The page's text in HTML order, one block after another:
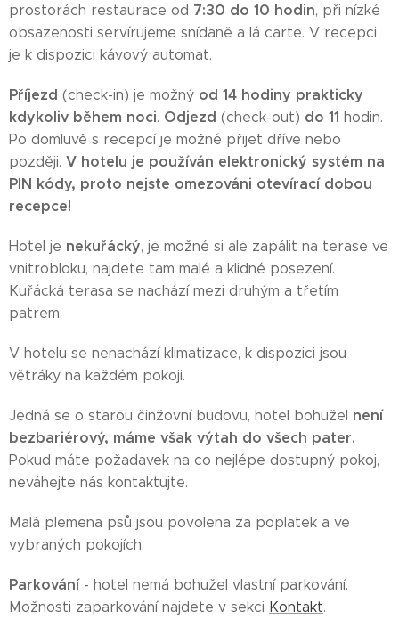
prostorách restaurace od 7:30 do 10 hodin, při nízké
obsazenosti servírujeme snídaně a lá carte. V recepci
je k dispozici kávový automat.
Příjezd (check-in) je možný od 14 hodiny prakticky
kdykoliv během noci. Odjezd (check-out) do 11 hodin.
Po domluvě s recepcí je možné přijet dříve nebo
později. V hotelu je používán elektronický systém na
PIN kódy, proto nejste omezováni otevírací dobou
recepce!
Hotel je nekuřácký, je možné si ale zapálit na terase ve
vnitrobloku, najdete tam malé a klidné posezení.
Kuřácká terasa se nachází mezi druhým a třetím
patrem.
V hotelu se nenachází klimatizace, k dispozici jsou
větráky na každém pokoji.
Jedná se o starou činžovní budovu, hotel bohužel není
bezbariérový, máme však výtah do všech pater.
Pokud máte požadavek na co nejlépe dostupný pokoj,
neváhejte nás kontaktujte.
Malá plemena psů jsou povolena za poplatek a ve
vybraných pokojích.
Parkování- hotel nemá bohužel vlastní parkování.
Možnosti zaparkování najdete v sekci Kontakt.